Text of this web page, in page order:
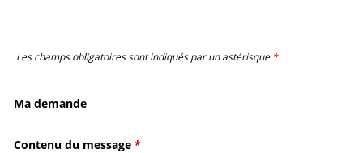
Les champs obligatoires sont indiqués par un astérisque *
Ma demande
Contenu du message *